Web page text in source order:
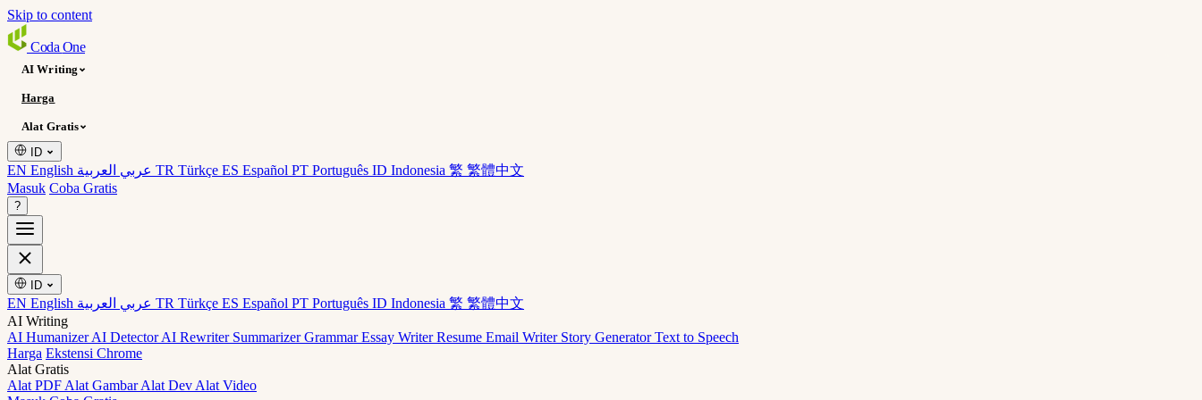
Skip to content
Coda One
AI Writing
Harga
Alat Gratis
ID
EN English TR Türkçe ES Español PT Português ID Indonesia 繁 繁體中文
Masuk Coba Gratis
?
ID
EN English TR Türkçe ES Español PT Português ID Indonesia 繁 繁體中文
AI Writing
AI HumanizerAI DetectorAI Rewriter SummarizerGrammarEssay WriterResume Email Writer Story GeneratorText to Speech
Harga Ekstensi Chrome
Alat Gratis
Alat PDF Alat GambarAlat Dev Alat Video